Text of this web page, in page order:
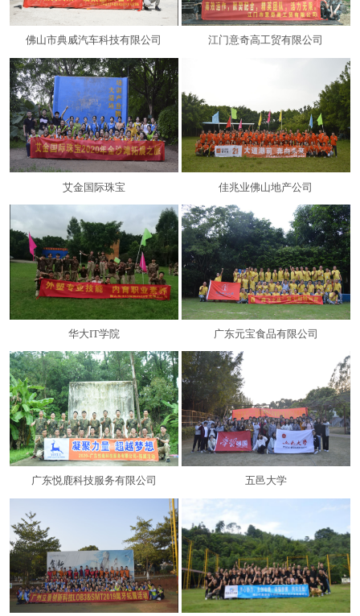
佛山市典威汽车科技有限公司 江门意奇高工贸有限公司
艾金国际珠宝 佳兆业佛山地产公司
华大IT学院 广东元宝食品有限公司
广东悦鹿科技服务有限公司 五邑大学